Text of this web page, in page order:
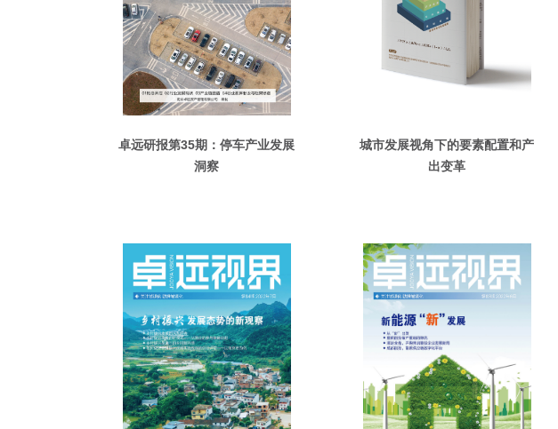
卓远研报第35期：停车产业发展
洞察
城市发展视角下的要素配置和产
出变革